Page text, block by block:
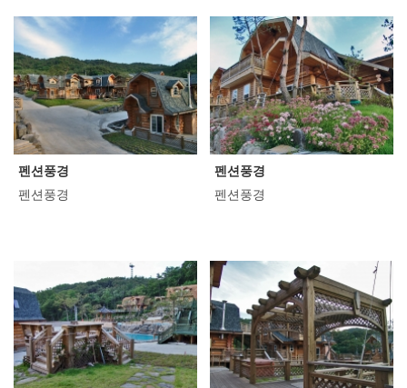
펜션풍경
펜션풍경
펜션풍경
펜션풍경